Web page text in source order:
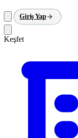
Giriş Yap
Keşfet